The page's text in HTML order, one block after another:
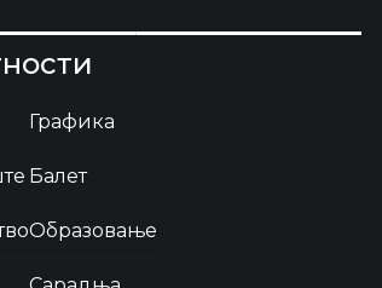
Графика
Балет
Образовање